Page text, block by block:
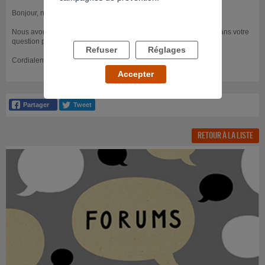
Bonjour, n
Nous avons tenu compte de vos informations complémentaires dans votre
question précédente.
Cordialement.
RETOUR À LA LISTE
Refuser Réglages
Accepter